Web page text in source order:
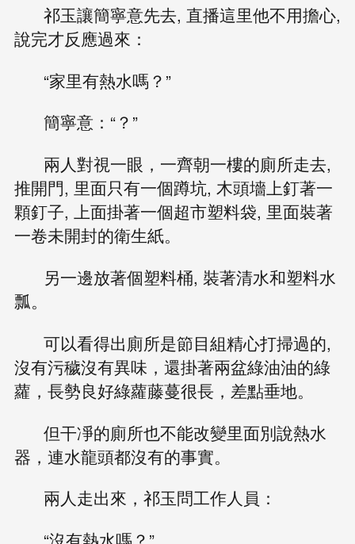
祁玉讓簡寧意先去, 直播這里他不用擔心,
說完才反應過來：
“家里有熱水嗎？”
簡寧意：“？”
兩人對視一眼，一齊朝一樓的廁所走去,
推開門, 里面只有一個蹲坑, 木頭墻上釘著一
顆釘子, 上面掛著一個超市塑料袋, 里面裝著
一卷未開封的衛生紙。
另一邊放著個塑料桶, 裝著清水和塑料水
瓢。
可以看得出廁所是節目組精心打掃過的,
沒有污穢沒有異味，還掛著兩盆綠油油的綠
蘿，長勢良好綠蘿藤蔓很長，差點垂地。
但干凈的廁所也不能改變里面別說熱水
器，連水龍頭都沒有的事實。
兩人走出來，祁玉問工作人員：